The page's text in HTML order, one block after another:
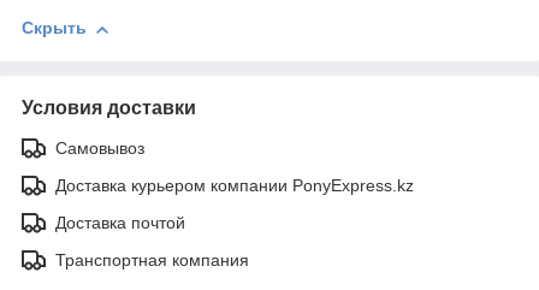
Скрыть
Условия доставки
Самовывоз
Доставка курьером компании PonyExpress.kz
Доставка почтой
Транспортная компания